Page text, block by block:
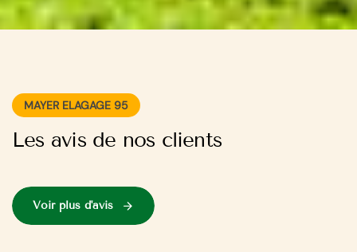
MAYER ELAGAGE 95
Les avis de nos clients
Voir plus d'avis